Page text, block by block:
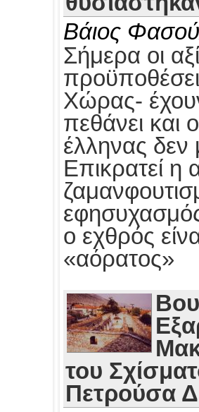
Βάιος
Σήμερα οι
Χώρας-
πεθάνει και
έλληνας δεν
Επικρατεί η
ο εχθρός
«αόρατος»
του
Πετρούσα